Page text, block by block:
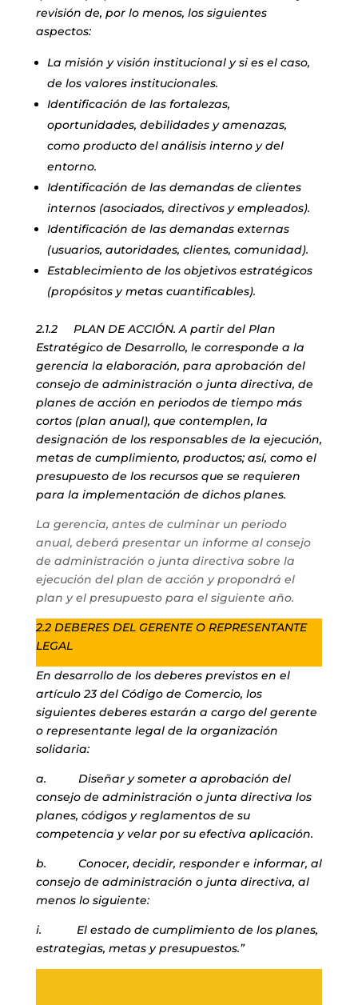
revisión de, por lo menos, los siguientes
aspectos:
La misión y visión institucional y si es el caso,
de los valores institucionales.
Identificación de las fortalezas,
oportunidades, debilidades y amenazas,
como producto del análisis interno y del
entorno.
Identificación de las demandas de clientes
internos (asociados, directivos y empleados).
Identificación de las demandas externas
(usuarios, autoridades, clientes, comunidad).
Establecimiento de los objetivos estratégicos
(propósitos y metas cuantificables).
2.1.2 PLAN DE ACCIÓN. A partir del Plan
Estratégico de Desarrollo, le corresponde a la
gerencia la elaboración, para aprobación del
consejo de administración o junta directiva, de
planes de acción en periodos de tiempo más
cortos (plan anual), que contemplen, la
designación de los responsables de la ejecución,
metas de cumplimiento, productos; así, como el
presupuesto de los recursos que se requieren
para la implementación de dichos planes.
La gerencia, antes de culminar un periodo
anual, deberá presentar un informe al consejo
de administración o junta directiva sobre la
ejecución del plan de acción y propondrá el
plan y el presupuesto para el siguiente año.
2.2 DEBERES DEL GERENTE O REPRESENTANTE
LEGAL
En desarrollo de los deberes previstos en el
artículo 23 del Código de Comercio, los
siguientes deberes estarán a cargo del gerente
o representante legal de la organización
solidaria:
a. Diseñar y someter a aprobación del
consejo de administración o junta directiva los
planes, códigos y reglamentos de su
competencia y velar por su efectiva aplicación.
b. Conocer, decidir, responder e informar, al
consejo de administración o junta directiva, al
menos lo siguiente:
i. El estado de cumplimiento de los planes,
estrategias, metas y presupuestos.”